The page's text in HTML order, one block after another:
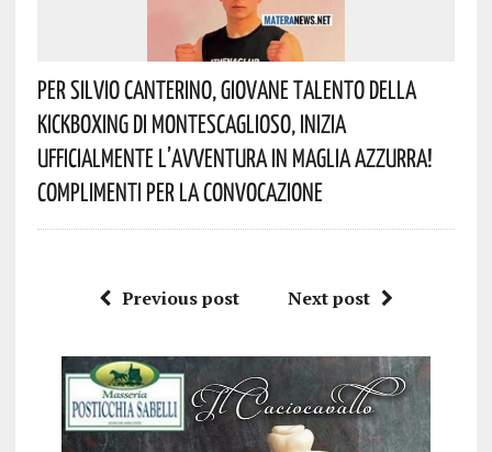
Per Silvio Canterino, Giovane Talento Della
Kickboxing Di Montescaglioso, Inizia
Ufficialmente L’avventura In Maglia Azzurra!
Complimenti Per La Convocazione
Previous post Next post